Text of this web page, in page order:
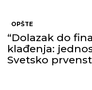
OPŠTE
“Dolazak do
klađenja:
Svetsko